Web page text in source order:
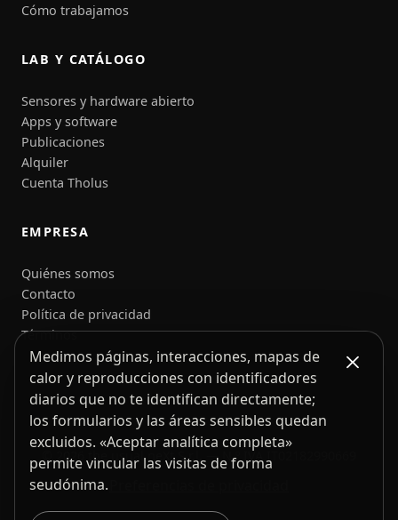
Cómo trabajamos
LAB Y CATÁLOGO
Sensores y hardware abierto
Apps y software
Publicaciones
Alquiler
Cuenta Tholus
EMPRESA
Quiénes somos
Contacto
Política de privacidad
Términos
© 2026 the usual neXt S.r.l. — N.º IVA IT02182990669
Medimos páginas, interacciones, mapas de
calor y reproducciones con identificadores
diarios que no te identifican directamente;
los formularios y las áreas sensibles quedan
excluidos. «Aceptar analítica completa»
permite vincular las visitas de forma
seudónima.